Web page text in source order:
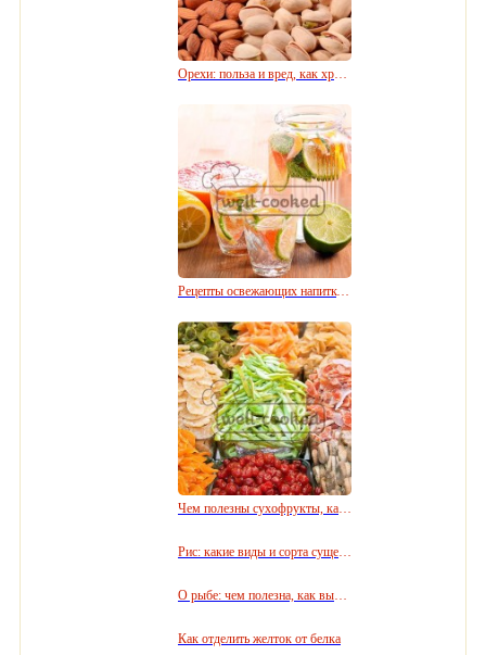
Рецепты освежающих напитков или как проще всего утолить жажду
Как отделить желток от белка